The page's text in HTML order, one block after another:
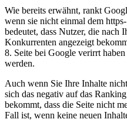
Wie bereits erwähnt, rankt
wenn sie nicht einmal dem
bedeutet, dass Nutzer, die nach
Konkurrenten angezeigt
8. Seite bei Google verirrt
werden.
Auch wenn Sie Ihre Inhalte
sich das negativ auf das
bekommt, dass die Seite nicht
Fall ist, wenn keine neuen